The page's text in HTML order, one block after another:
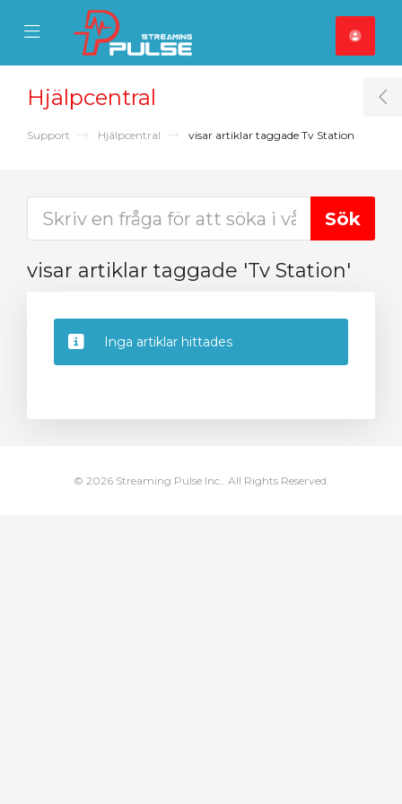
Mobile Menu
Mobile Menu
Hjälpcentral
Support Hjälpcentral visar artiklar taggade Tv Station
visar artiklar taggade 'Tv Station'
Inga artiklar hittades
© 2026 Streaming Pulse Inc.. All Rights Reserved.